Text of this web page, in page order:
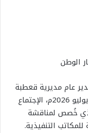
الوطن
عام مديرية قعطبة
رئيس المجلس المحلي، اليوم الأربعاء1 يوليو 2026م، الإجتماع
خُصص لمناقشة
للمكاتب التنفيذية.